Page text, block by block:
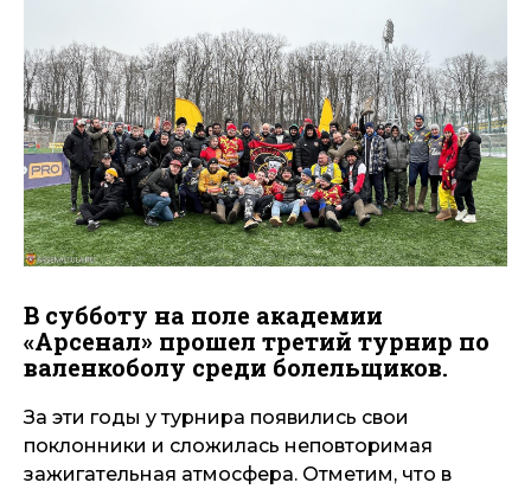
В субботу на поле академии
«Арсенал» прошел третий турнир по
валенкоболу среди болельщиков.
За эти годы у турнира появились свои
поклонники и сложилась неповторимая
зажигательная атмосфера. Отметим, что в